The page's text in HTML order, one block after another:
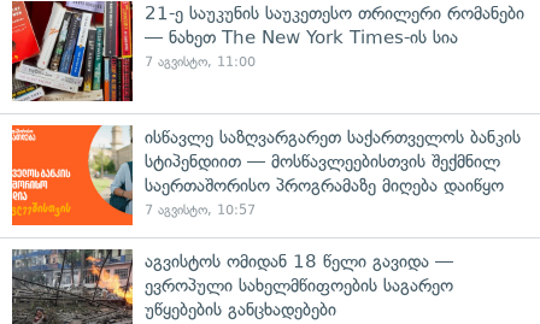
21-ე საუკუნის საუკეთესო თრილერი რომანები
— ნახეთ The New York Times-ის სია
7 აგვისტო, 11:00
ისწავლე საზღვარგარეთ საქართველოს ბანკის
სტიპენდიით — მოსწავლეებისთვის შექმნილ
საერთაშორისო პროგრამაზე მიღება დაიწყო
7 აგვისტო, 10:57
აგვისტოს ომიდან 18 წელი გავიდა —
ევროპული სახელმწიფოების საგარეო
უწყებების განცხადებები